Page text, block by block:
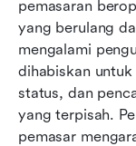
pemasaran
yang berulang
mengalami
dihabiskan
status, dan
yang terpisah.
pemasar